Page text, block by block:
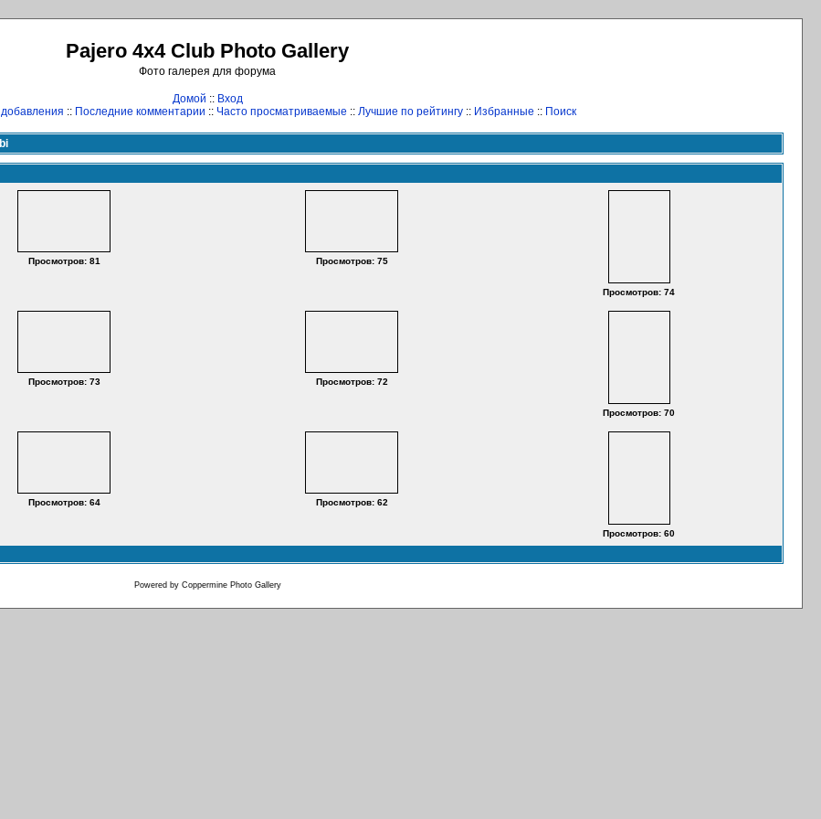
Pajero 4x4 Club Photo Gallery
Фото галерея для форума
Домой :: Вход
:: Последние комментарии :: Часто просматриваемые :: Лучшие по рейтингу :: Избранные :: Поиск
Просмотров: 81 Просмотров: 75
Просмотров: 74
Просмотров: 73 Просмотров: 72
Просмотров: 70
Просмотров: 64 Просмотров: 62
Просмотров: 60
Powered by Coppermine Photo Gallery